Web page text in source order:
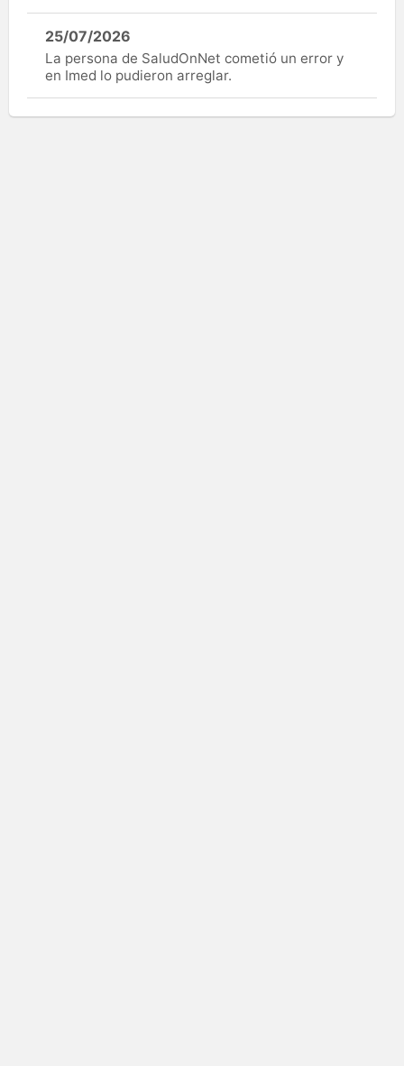
25/07/2026
La persona de SaludOnNet cometió un error y
en Imed lo pudieron arreglar.